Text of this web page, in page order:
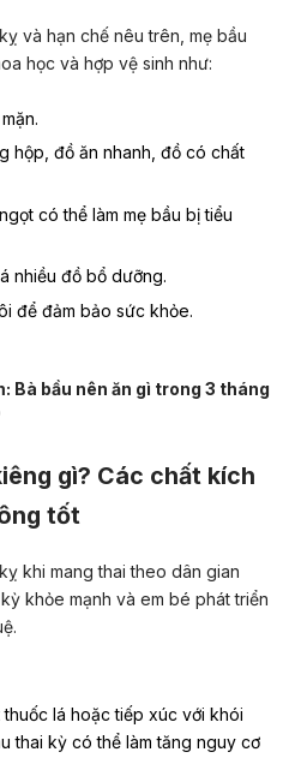
và hạn chế nêu trên, mẹ bầu
học và hợp vệ sinh như:
hộp, đồ ăn nhanh, đồ có chất
có thể làm mẹ bầu bị tiểu
nhiều đồ bổ dưỡng.
để đảm bảo sức khỏe.
Bà bầu nên ăn gì trong 3 tháng
gì? Các chất kích
tốt
khi mang thai theo dân gian
khỏe mạnh và em bé phát triển
thuốc lá hoặc tiếp xúc với khói
thai kỳ có thể làm tăng nguy cơ